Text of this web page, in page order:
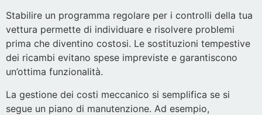
Stabilire un programma regolare per i controlli della tua
vettura permette di individuare e risolvere problemi
prima che diventino costosi. Le sostituzioni tempestive
dei ricambi evitano spese impreviste e garantiscono
un’ottima funzionalità.
La gestione dei costi meccanico si semplifica se si
segue un piano di manutenzione. Ad esempio,